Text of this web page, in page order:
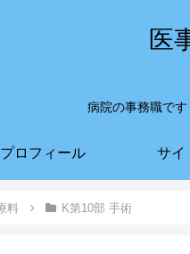
医
病院の事務職で
プロフィール サイ
料 K第10部 手術